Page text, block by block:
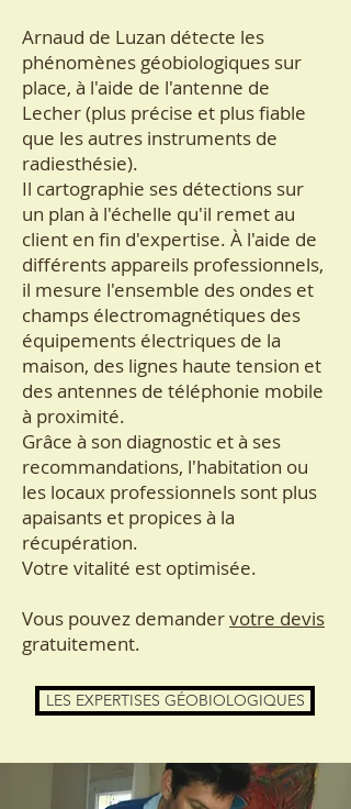
Arnaud de Luzan détecte les
phénomènes géobiologiques sur
place, à l'aide de l'antenne de
Lecher (plus précise et plus fiable
que les autres instruments de
radiesthésie).
Il cartographie ses détections sur
un plan à l'échelle qu'il remet au
client en fin d'expertise. À l'aide de
différents appareils professionnels,
il mesure l'ensemble des ondes et
champs électromagnétiques des
équipements électriques de la
maison, des lignes haute tension et
des antennes de téléphonie mobile
à proximité.
Grâce à son diagnostic et à ses
recommandations, l'habitation ou
les locaux professionnels sont plus
apaisants et propices à la
récupération.
Votre vitalité est optimisée.
Vous pouvez demandervotre devis
gratuitement.
LES EXPERTISES GÉOBIOLOGIQUES